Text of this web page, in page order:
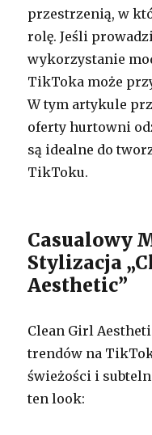
przestrzenią, w
rolę. Jeśli
wykorzystanie
TikToka może
W tym artykule
oferty hurtowni
są idealne do
TikToku.
Casualowy
Stylizacja
Aesthetic”
Clean Girl
trendów na
świeżości i
ten look: